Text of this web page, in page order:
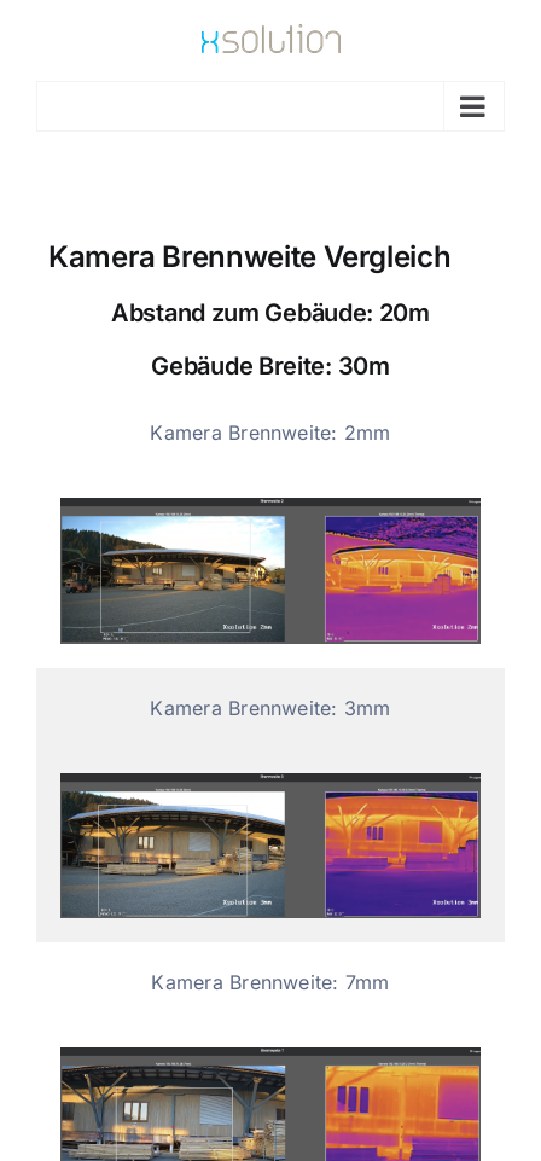
Kamera Brennweite Vergleich
Abstand zum Gebäude: 20m
Gebäude Breite: 30m
Kamera Brennweite: 2mm
Kamera Brennweite: 3mm
Kamera Brennweite: 7mm